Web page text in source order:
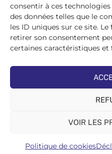
consentir à ces
des données telles que le
les ID uniques sur ce site.
retirer son consentement
certaines caractéristiques et
VOIR LES
Politique de cookies
de Matériaux
215 bis,
Tél : 01
Suivez-nous sur